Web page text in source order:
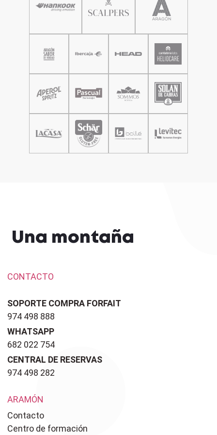
Una montaña
CONTACTO
SOPORTE COMPRA FORFAIT
974 498 888
WHATSAPP
682 022 754
CENTRAL DE RESERVAS
974 498 282
ARAMÓN
Contacto
Centro de formación